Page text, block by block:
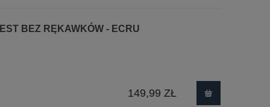
BEZ RĘKAWKÓW - ECRU
149,99 ZŁ